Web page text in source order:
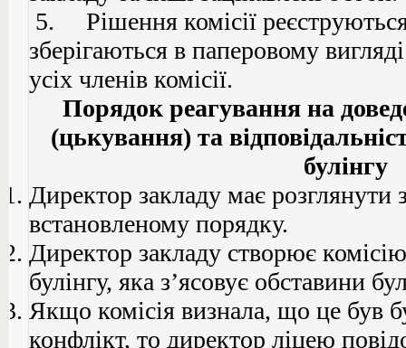
5. Рішення комісії
зберігаються в паперовому
усіх членів комісії.
Порядок реагування на
(цькування) та
булінгу
Директор закладу має розглянути
встановленому порядку.
Директор закладу створює
булінгу, яка з’ясовує обставини
Якщо комісія визнала, що це був
конфлікт, то директор ліцею